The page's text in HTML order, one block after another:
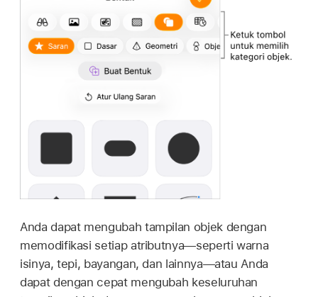
Anda dapat mengubah tampilan objek dengan
memodifikasi setiap atributnya—seperti warna
isinya, tepi, bayangan, dan lainnya—atau Anda
dapat dengan cepat mengubah keseluruhan